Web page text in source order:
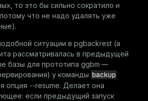
то это бы сильно сократило и
что не надо удалять уже
ситуации в pgbackrest (а
рассматривалась в предыдущей
базы для прототипа ggbm —
у команды backup
опция --resume. Делает она
если предыдущий запуск